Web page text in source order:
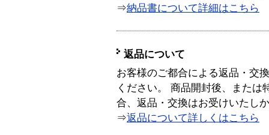
⇒納品書について詳細はこちら
返品について
お客様のご都合による返品・交
ください。 商品開封後、または
合、返品・交換はお受けいたし
⇒返品について詳しくはこちら